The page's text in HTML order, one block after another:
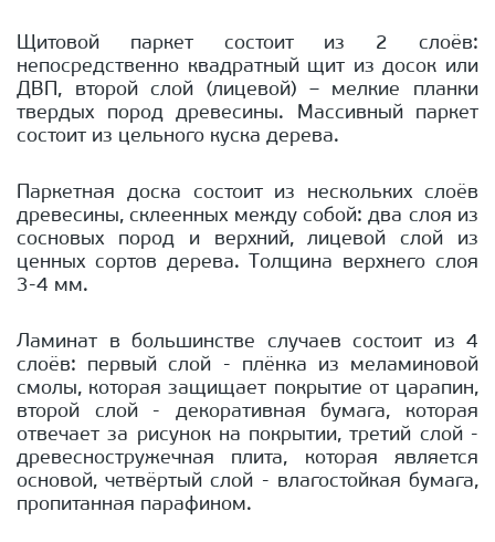
Щитовой паркет состоит из 2 слоёв:
непосредственно квадратный щит из досок или
ДВП, второй слой (лицевой) – мелкие планки
твердых пород древесины. Массивный паркет
состоит из цельного куска дерева.
Паркетная доска состоит из нескольких слоёв
древесины, склеенных между собой: два слоя из
сосновых пород и верхний, лицевой слой из
ценных сортов дерева. Толщина верхнего слоя
3-4 мм.
Ламинат в большинстве случаев состоит из 4
слоёв: первый слой - плёнка из меламиновой
смолы, которая защищает покрытие от царапин,
второй слой - декоративная бумага, которая
отвечает за рисунок на покрытии, третий слой -
древесностружечная плита, которая является
основой, четвёртый слой - влагостойкая бумага,
пропитанная парафином.